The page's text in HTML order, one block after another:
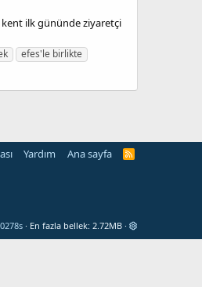
kent ilk gününde ziyaretçi
efes'le birlikte
Yardım Ana sayfa
R
En fazla bellek 2.72MB